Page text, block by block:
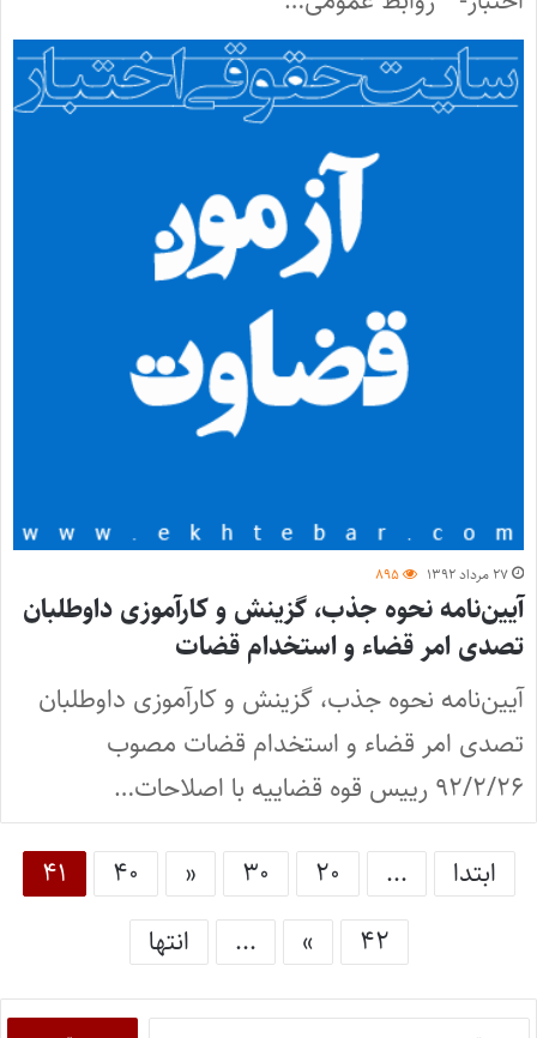
۲۷ مرداد ۱۳۹۲ ۸۹۵
آیین‌نامه نحوه جذب، گزینش و کارآموزی داوطلبان
تصدی امر قضاء و استخدام قضات
آیین‌نامه نحوه جذب، گزینش و کارآموزی داوطلبان
تصدی امر قضاء و استخدام قضات مصوب
۹۲/۲/۲۶ رییس قوه قضاییه با اصلاحات…
ابتدا ... ۲۰ ۳۰ « ۴۰
۴۱
۴۲
»
... انتها